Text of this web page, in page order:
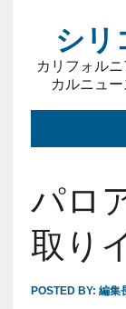
シリ
カリフォル
カルニュ
パロ
取り
POSTED BY: 編集